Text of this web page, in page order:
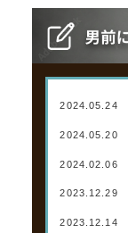
2024.05.24
2024.05.20
2024.02.06
2023.12.29
2023.12.14